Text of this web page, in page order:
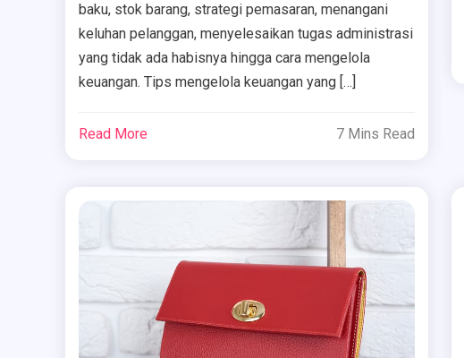
baku, stok barang, strategi pemasaran, menangani
keluhan pelanggan, menyelesaikan tugas administrasi
yang tidak ada habisnya hingga cara mengelola
keuangan. Tips mengelola keuangan yang […]
Read More 7 Mins Read